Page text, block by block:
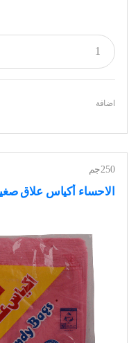
اضافة
250جم
الاحساء أكياس علاق صغير